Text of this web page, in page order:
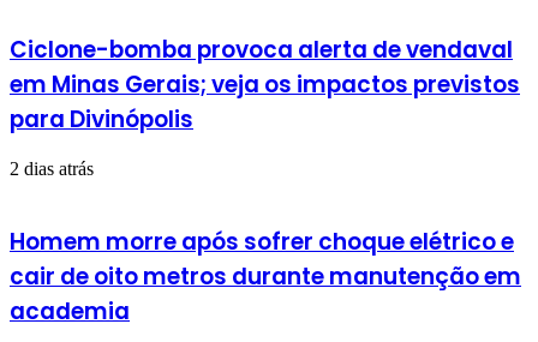
Ciclone-bomba provoca alerta de vendaval
em Minas Gerais; veja os impactos previstos
para Divinópolis
2 dias atrás
Homem morre após sofrer choque elétrico e
cair de oito metros durante manutenção em
academia